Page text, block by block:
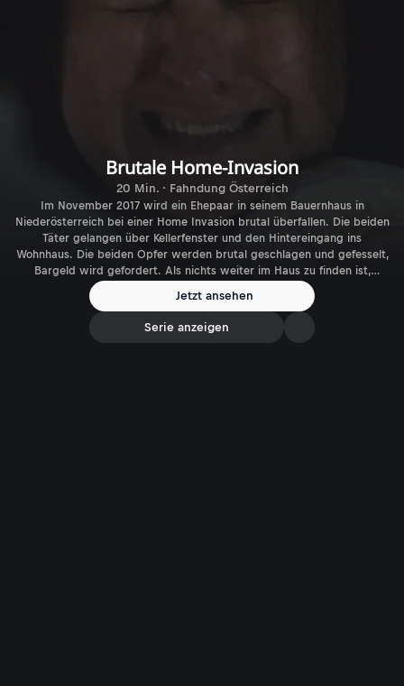
Brutale Home-Invasion
20 Min. · Fahndung Österreich
Im November 2017 wird ein Ehepaar in seinem Bauernhaus in
Niederösterreich bei einer Home Invasion brutal überfallen. Die beiden
Täter gelangen über Kellerfenster und den Hintereingang ins
Wohnhaus. Die beiden Opfer werden brutal geschlagen und gefesselt,
Bargeld wird gefordert. Als nichts weiter im Haus zu finden ist,
Jetzt ansehen
Serie anzeigen